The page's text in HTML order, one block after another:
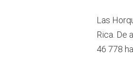
Las
Rica. De
46 778